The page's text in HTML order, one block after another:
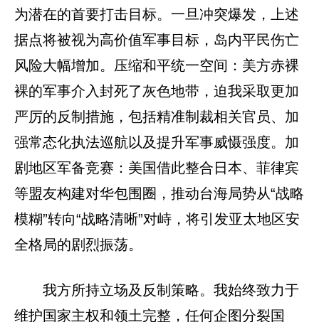
为潜在的首要打击目标。一旦冲突爆发，上述
据点将被视为高价值军事目标，岛内平民伤亡
风险大幅增加。压缩和平统一空间：美方赤裸
裸的军事介入封死了灰色地带，迫我采取更加
严厉的反制措施，包括精准制裁相关官员、加
强常态化执法巡航以及提升军事威慑强度。加
剧地区军备竞赛：美国借此整合日本、菲律宾
等盟友构建对华包围圈，推动台海局势从“战略
模糊”转向“战略清晰”对峙，将引发亚太地区安
全格局的剧烈振荡。
我方所持立场及反制策略。我始终致力于
维护国家主权和领土完整，任何企图分裂国